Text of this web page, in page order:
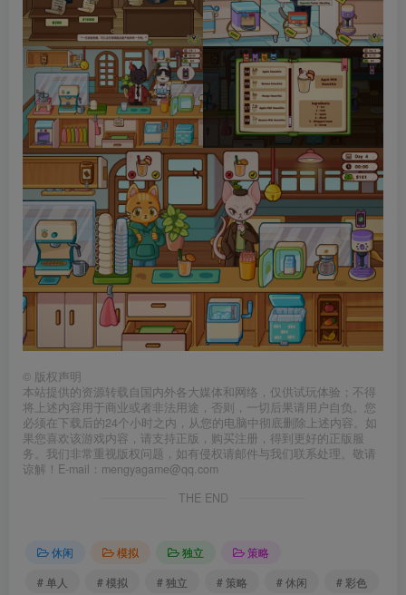
© 版权声明
本站提供的资源转载自国内外各大媒体和网络，仅供试玩体验；不得
将上述内容用于商业或者非法用途，否则，一切后果请用户自负。您
必须在下载后的24个小时之内，从您的电脑中彻底删除上述内容。如
果您喜欢该游戏内容，请支持正版，购买注册，得到更好的正版服
务。我们非常重视版权问题，如有侵权请邮件与我们联系处理。敬请
谅解！E-mail：mengyagame@qq.com
THE END
休闲 模拟 独立
策略
# 单人
# 模拟 # 独立 # 策略 # 休闲
# 彩色